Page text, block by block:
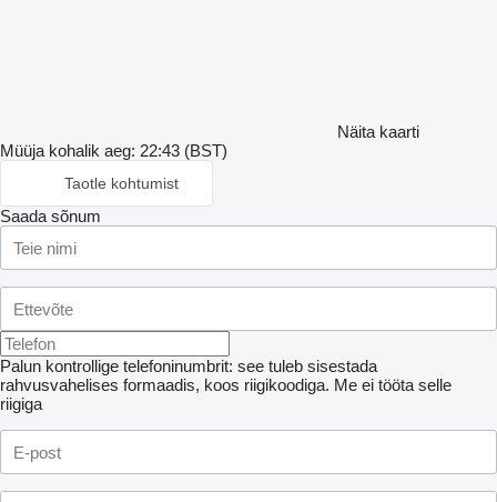
Näita kaarti
Müüja kohalik aeg: 22:43 (BST)
Taotle kohtumist
Saada sõnum
Palun kontrollige telefoninumbrit: see tuleb sisestada
rahvusvahelises formaadis, koos riigikoodiga. Me ei tööta selle
riigiga